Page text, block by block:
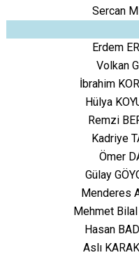
Sercan
Erdem
Volkan
İbrahim
Hülya
Remzi
Kadriye
Ömer
Gülay
Menderes
Mehmet
Hasan
Aslı